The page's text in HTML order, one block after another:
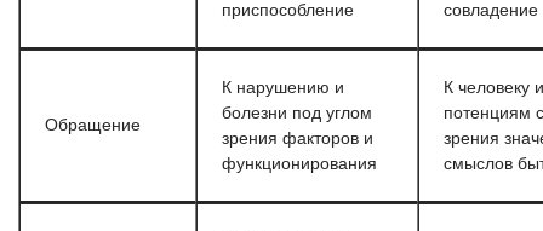
приспособление
совладение
Обращение
К нарушению и
болезни под углом
зрения факторов и
функционирования
К человеку
потенциям
зрения
смыслов